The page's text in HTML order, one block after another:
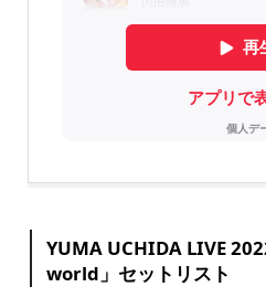
YUMA UCHIDA LIVE
world」 セットリスト